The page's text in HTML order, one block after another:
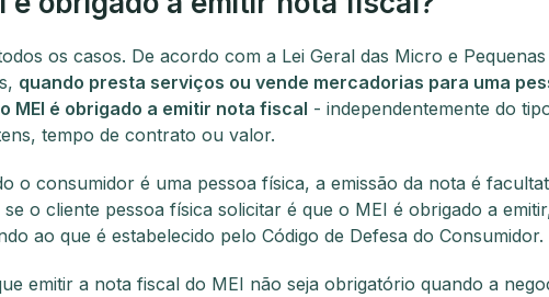
os casos. De acordo com a Lei Geral das Micro e Pequenas
quando presta serviços ou vende mercadorias para uma
MEI é obrigado a emitir nota fiscal - independentemente do
tempo de contrato ou valor.
o consumidor é uma pessoa física, a emissão da nota é
se o cliente pessoa física solicitar é que o MEI é obrigado a
ao que é estabelecido pelo Código de Defesa do Consumidor.
emitir a nota fiscal do MEI não seja obrigatório quando a